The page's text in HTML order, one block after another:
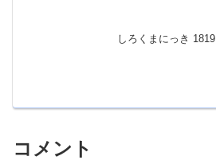
しろくまにっき 1819
コメント